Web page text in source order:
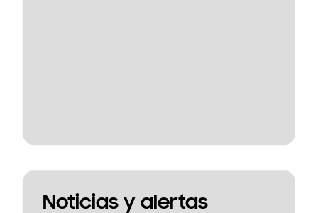
Noticias y alertas